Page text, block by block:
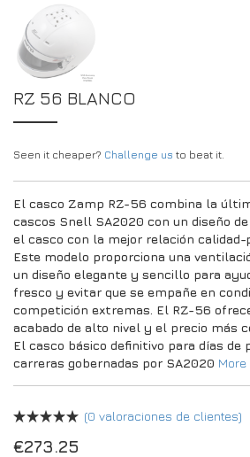
RZ 56 BLANCO
Seen it cheaper? Challenge us to beat it.
El casco Zamp RZ-56 combina la
cascos Snell SA2020 con un diseño
el casco con la mejor relación calidad-
Este modelo proporciona una
un diseño elegante y sencillo para
fresco y evitar que se empañe en
competición extremas. El RZ-56
acabado de alto nivel y el precio más
El casco básico definitivo para días
carreras gobernadas por SA2020 More
(0 valoraciones de clientes)
€273.25